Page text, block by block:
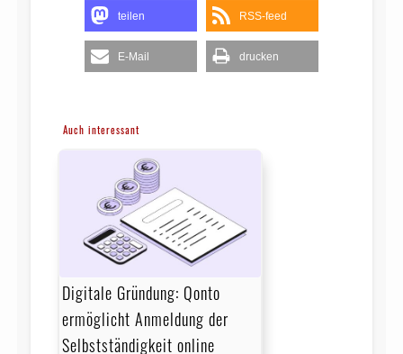
teilen RSS-feed
E-Mail drucken
Auch interessant
Digitale Gründung: Qonto
ermöglicht Anmeldung der
Selbstständigkeit online